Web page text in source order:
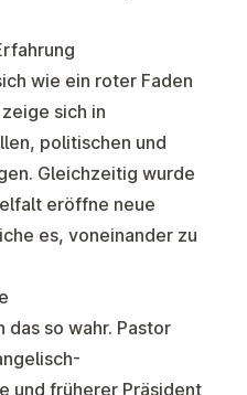
wie ein roter Faden
sich in
politischen und
Gleichzeitig wurde
eröffne neue
es, voneinander zu
das so wahr. Pastor
und früherer Präsident